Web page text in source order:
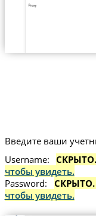
Введите ваши
Username:
чтобы увидеть.
Password: СКРЫТО.
чтобы увидеть.